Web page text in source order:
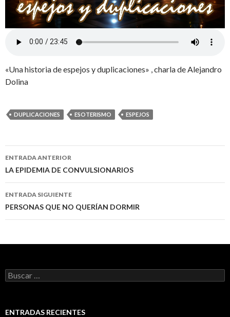
«Una historia de espejos y duplicaciones» , charla de Alejandro
Dolina
DUPLICACIONES ESOTERISMO ESPEJOS
Ir
a
la
entrada
ENTRADA ANTERIOR
LA EPIDEMIA DE CONVULSIONARIOS
ENTRADA SIGUIENTE
PERSONAS QUE NO QUERÍAN DORMIR
Buscar:
ENTRADAS RECIENTES